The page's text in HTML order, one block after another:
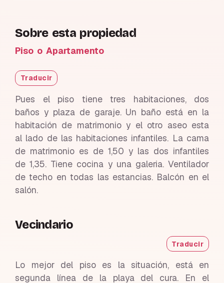
Sobre esta propiedad
Piso o Apartamento
Traducir
Pues el piso tiene tres habitaciones, dos
baños y plaza de garaje. Un baño está en la
habitación de matrimonio y el otro aseo esta
al lado de las habitaciones infantiles. La cama
de matrimonio es de 1,50 y las dos infantiles
de 1,35. Tiene cocina y una galeria. Ventilador
de techo en todas las estancias. Balcón en el
salón.
Vecindario
Traducir
Lo mejor del piso es la situación, está en
segunda línea de la playa del cura. En el